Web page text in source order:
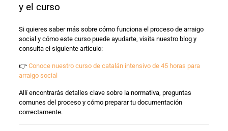
y el curso
Si quieres saber más sobre cómo funciona el proceso de arraigo
social y cómo este curso puede ayudarte, visita nuestro blog y
consulta el siguiente artículo:
👉 Conoce nuestro curso de catalán intensivo de 45 horas para
arraigo social
Allí encontrarás detalles clave sobre la normativa, preguntas
comunes del proceso y cómo preparar tu documentación
correctamente.